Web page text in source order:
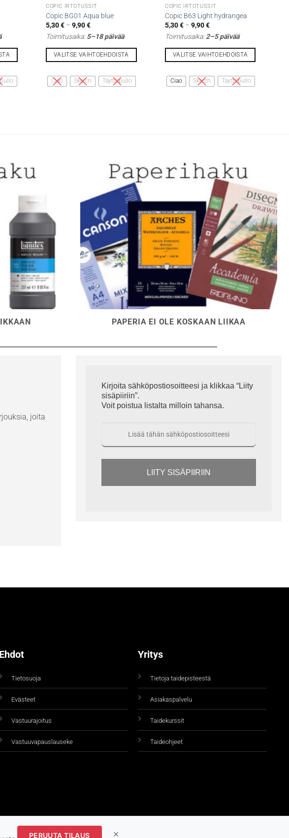
COPIC IRTOTUSSIT
Copic BG01 Aqua blue
5,30€ – 9,90€Hintaluokka:
-
Toimitusaika:5–18 päivää
VALITSE VAIHTOEHDOISTA
tuotteella
Ciao Sketch Täyttöpullo
COPIC IRTOTUSSIT
Copic B63 Light hydrangea
5,30€ – 9,90€Hintaluokka:
-
Toimitusaika:2–5 päivää
VALITSE VAIHTOEHDOISTA
tuotteella
sivulla.
Ciao Sketch Täyttöpullo
PAPERIA EI OLE KOSKAAN LIIKAA
joita
Kirjoita sähköpostiosoitteesi ja klikkaa “Liity
sisäpiiriin”.
Voit poistua listalta milloin tahansa.
LIITY SISÄPIIRIIN
Ehdot
Tietosuoja
Evästeet
Vastuurajoitus
Vastuuvapauslauseke
Yritys
Tietoja taidepisteestä
Asiakaspalvelu
Taidekurssit
Taideohjeet
PERUUTA TILAUS ×